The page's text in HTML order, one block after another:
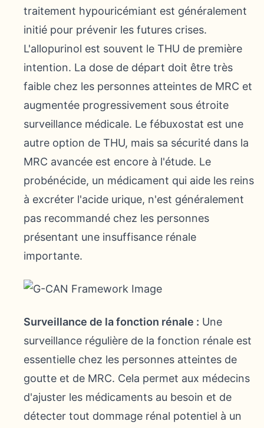
traitement hypouricémiant est généralement
initié pour prévenir les futures crises.
L'allopurinol est souvent le THU de première
intention. La dose de départ doit être très
faible chez les personnes atteintes de MRC et
augmentée progressivement sous étroite
surveillance médicale. Le fébuxostat est une
autre option de THU, mais sa sécurité dans la
MRC avancée est encore à l'étude. Le
probénécide, un médicament qui aide les reins
à excréter l'acide urique, n'est généralement
pas recommandé chez les personnes
présentant une insuffisance rénale
importante.
Surveillance de la fonction rénale : Une
surveillance régulière de la fonction rénale est
essentielle chez les personnes atteintes de
goutte et de MRC. Cela permet aux médecins
d'ajuster les médicaments au besoin et de
détecter tout dommage rénal potentiel à un